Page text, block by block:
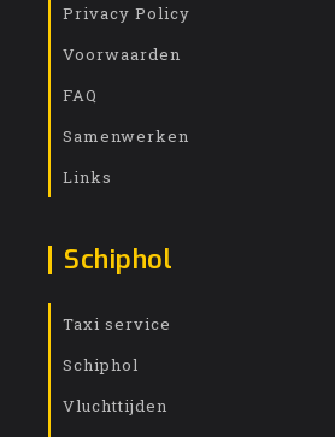
Privacy Policy
Voorwaarden
FAQ
Samenwerken
Links
Schiphol
Taxi service
Schiphol
Vluchttijden